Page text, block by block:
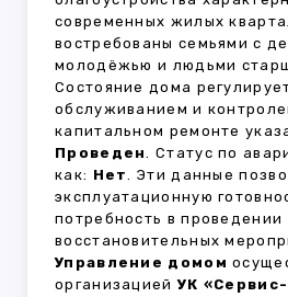
современных жилых
востребованы семьями с
молодёжью и людьми
Состояние дома
обслуживанием и
капитальном ремонте
Проведен. Статус по
как: Нет. Эти данные
эксплуатационную
потребность в
восстановительных
Управление домом
организациейУК